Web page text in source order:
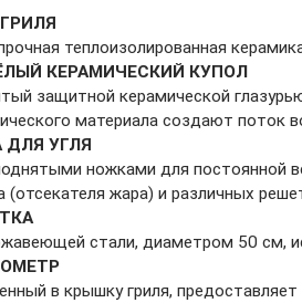
теплоизолированная
КЕРАМИЧЕСКИЙ КУПОЛ
защитной керамической
материала создают поток
ДЛЯ УГЛЯ
ножками для постоянной
(отсекателя жара) и различных
стали, диаметром 50 см,
в крышку гриля,